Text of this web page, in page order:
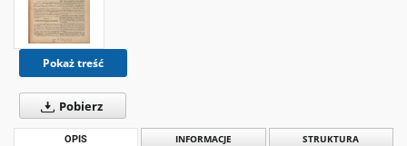
Pokaż treść
Pobierz
OPIS INFORMACJE STRUKTURA